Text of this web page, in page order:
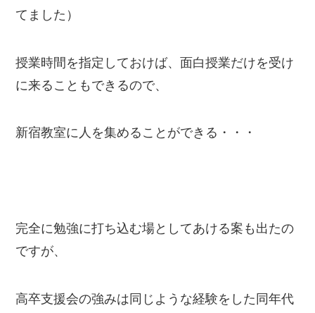
てました）
授業時間を指定しておけば、面白授業だけを受け
に来ることもできるので、
新宿教室に人を集めることができる・・・
完全に勉強に打ち込む場としてあける案も出たの
ですが、
高卒支援会の強みは同じような経験をした同年代